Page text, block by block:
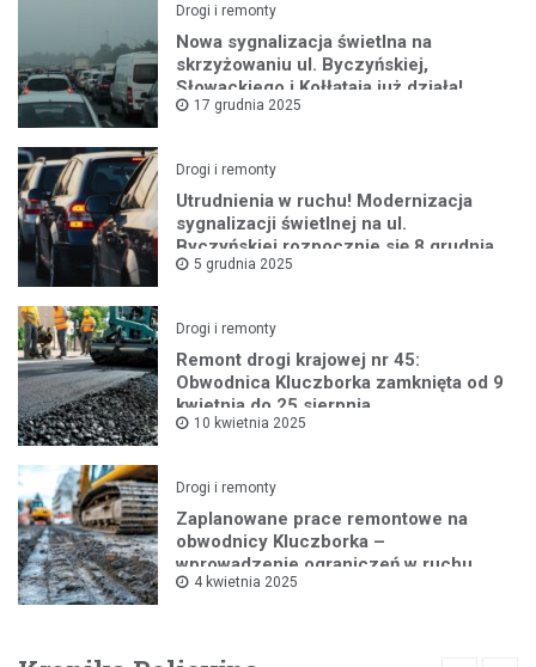
Drogi i remonty
Nowa sygnalizacja świetlna na
skrzyżowaniu ul. Byczyńskiej,
Słowackiego i Kołłątaja już działa!
17 grudnia 2025
Drogi i remonty
Utrudnienia w ruchu! Modernizacja
sygnalizacji świetlnej na ul.
Byczyńskiej rozpocznie się 8 grudnia
5 grudnia 2025
Drogi i remonty
Remont drogi krajowej nr 45:
Obwodnica Kluczborka zamknięta od 9
kwietnia do 25 sierpnia
10 kwietnia 2025
Drogi i remonty
Zaplanowane prace remontowe na
obwodnicy Kluczborka –
wprowadzenie ograniczeń w ruchu
drogowym
4 kwietnia 2025